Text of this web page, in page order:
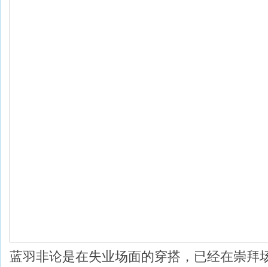
蓝羽非论是在失业场面的穿搭，已经在崇拜